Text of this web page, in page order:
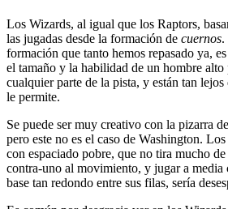
Los Wizards, al igual que los Raptors,
las jugadas desde la formación de cuernos.
formación que tanto hemos repasado ya,
el tamaño y la habilidad de un hombre alto
cualquier parte de la pista, y están tan
le permite.
Se puede ser muy creativo con la pizarra
pero este no es el caso de Washington.
con espaciado pobre, que no tira mucho
contra-uno al movimiento, y jugar a media
base tan redondo entre sus filas, sería